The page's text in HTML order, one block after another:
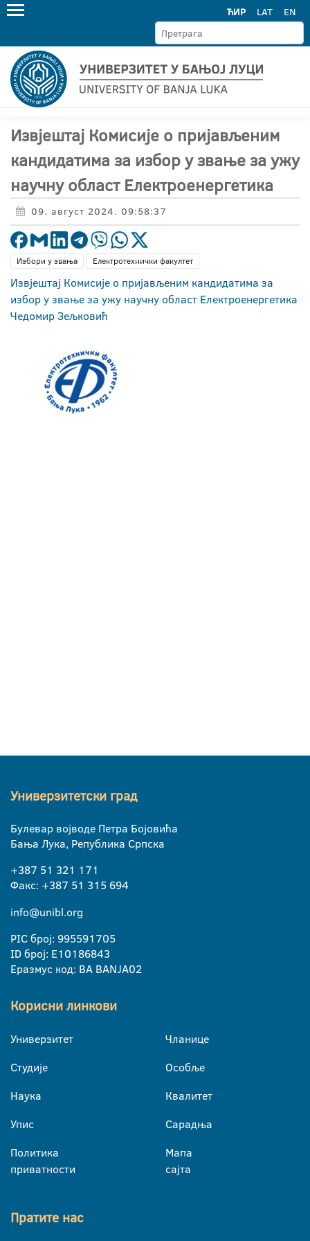
ЋИР LAT EN
Извјештај Комисије о пријављеним
кандидатима за избор у звање за ужу
научну област Електроенергетика
09. август 2024. 09:58:37
Избори у звања Електротехнички факултет
Извјештај Комисије о пријављеним кандидатима за
избор у звање за ужу научну област Електроенергетика
Чедомир Зељковић
Универзитетски град
Булевар војводе Петра Бојовића
Бања Лука, Република Српска
+387 51 321 171
Факс: +387 51 315 694
info@unibl.org
PIC број: 995591705
ID број: E10186843
Еразмус код: BA BANJA02
Корисни линкови
Универзитет
Студије
Наука
Упис
Политика
приватности
Чланице
Особље
Квалитет
Сарадња
Мапа
сајта
Пратите нас